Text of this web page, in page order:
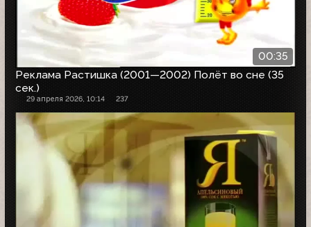
00:35
Реклама Растишка (2001—2002) Полёт во сне (35
сек.)
29 апреля 2026, 10:14 237